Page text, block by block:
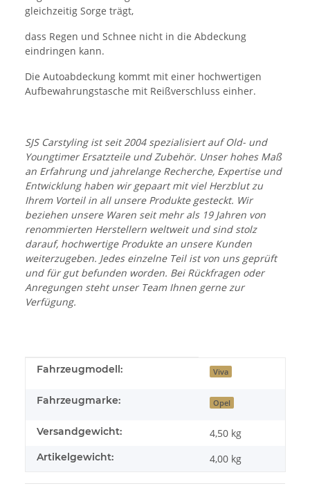
gleichzeitig Sorge trägt,
dass Regen und Schnee nicht in die Abdeckung
eindringen kann.
Die Autoabdeckung kommt mit einer hochwertigen
Aufbewahrungstasche mit Reißverschluss einher.
SJS Carstyling ist seit 2004 spezialisiert auf Old- und
Youngtimer Ersatzteile und Zubehör. Unser hohes Maß
an Erfahrung und jahrelange Recherche, Expertise und
Entwicklung haben wir gepaart mit viel Herzblut zu
Ihrem Vorteil in all unsere Produkte gesteckt. Wir
beziehen unsere Waren seit mehr als 19 Jahren von
renommierten Herstellern weltweit und sind stolz
darauf, hochwertige Produkte an unsere Kunden
weiterzugeben. Jedes einzelne Teil ist von uns geprüft
und für gut befunden worden. Bei Rückfragen oder
Anregungen steht unser Team Ihnen gerne zur
Verfügung.
Produkteigenschaft
Wert
Fahrzeugmodell: Viva
Fahrzeugmarke: Opel
Versandgewicht: 4,50 kg
Artikelgewicht: 4,00 kg